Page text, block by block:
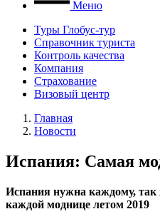
Меню
Туры Глобус-тур
Справочник туриста
Контроль качества
Компания
Страхование
Визовый центр
Главная
Новости
Испания: Самая
Испания нужна каждому, так
каждой моднице летом 2019